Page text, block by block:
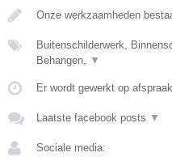
Onze werkzaamheden
Buitenschilderwerk,
Behangen,
▼
Er wordt gewerkt op afspraak.
Laatste facebook posts ▼
Sociale media: